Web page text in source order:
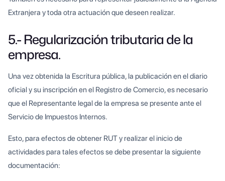
Extranjera y toda otra actuación que deseen realizar.
5.- Regularización tributaria de la
empresa.
Una vez obtenida la Escritura pública, la publicación en el diario
oficial y su inscripción en el Registro de Comercio, es necesario
que el Representante legal de la empresa se presente ante el
Servicio de Impuestos Internos.
Esto, para efectos de obtener RUT y realizar el inicio de
actividades para tales efectos se debe presentar la siguiente
documentación: